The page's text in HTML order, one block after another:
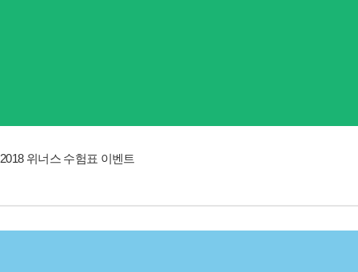
2018 위너스 수험표 이벤트